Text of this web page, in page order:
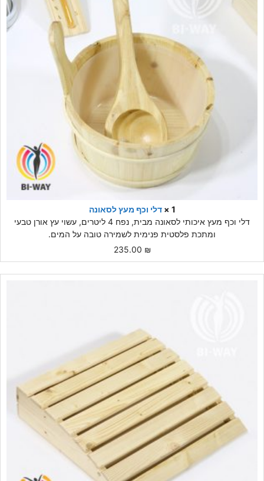
1 ×
דלי וכף מעץ לסאונה
דלי וכף מעץ איכותי לסאונה מבית, נפח 4 ליטרים, עשוי עץ אורן טבעי
ומתכת פלסטית פנימית לשמירה טובה על המים.
235.00 ₪